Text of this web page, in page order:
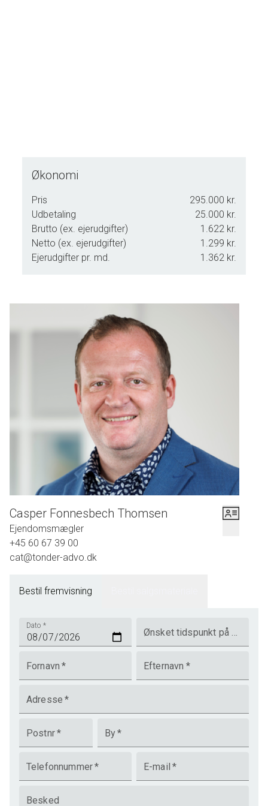
Økonomi
Pris
295.000 kr.
Udbetaling
25.000 kr.
Brutto (ex. ejerudgifter)
1.622 kr.
Netto (ex. ejerudgifter)
1.299 kr.
Ejerudgifter pr. md.
1.362 kr.
Casper Fonnesbech Thomsen
Ejendomsmægler
+45 60 67 39 00
cat@tonder-advo.dk
Bestil fremvisning
Dato *
Ønsket tidspunkt på dagen
Fornavn * Efternavn *
Adresse *
Postnr* By*
Telefonnummer* E-mail *
Besked